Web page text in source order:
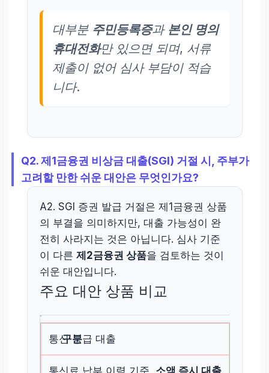
대부분 주민등록증과 본인 명의
휴대전화만 있으면 되며, 서류
제출이 없어 심사 부담이 적습
니다.
Q2. 제1금융권 비상금 대출(SGI) 거절 시, 주부가
고려할 만한 쉬운 대안은 무엇인가요?
A2. SGI 증권 발급 거절은 제1금융권 상품
의 부결을 의미하지만, 대출 가능성이 완
전히 사라지는 것은 아닙니다. 심사 기준
이 다른 제2금융권 상품을 검토하는 것이
쉬운 대안입니다.
주요 대안 상품 비교
통신 등급 대출